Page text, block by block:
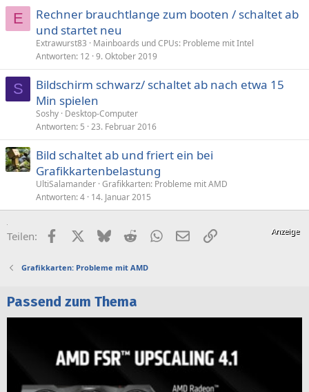
E
Rechner brauchtlange zum booten / schaltet ab
und startet neu
Extrawurst83
Mainboards und CPUs: Probleme mit Intel
Antworten 12 9. Oktober 2019
S
Bildschirm schwarz/ schaltet ab nach etwa 15
Min spielen
Soshy Desktop-Computer
Antworten 5 23. Februar 2016
Bild schaltet ab und friert ein bei
Grafikkartenbelastung
UltiSalamander Grafikkarten: Probleme mit AMD
Antworten 4 14. Januar 2015
Teilen: FacebookX (Twitter)
BlueskyRedditWhatsApp
E-MailLink
Grafikkarten: Probleme mit AMD
Passend zum Thema